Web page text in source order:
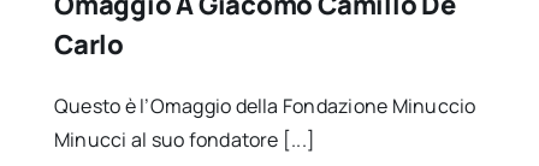
Carlo
Questo è l’Omaggio della Fondazione Minuccio
Minucci al suo fondatore [...]